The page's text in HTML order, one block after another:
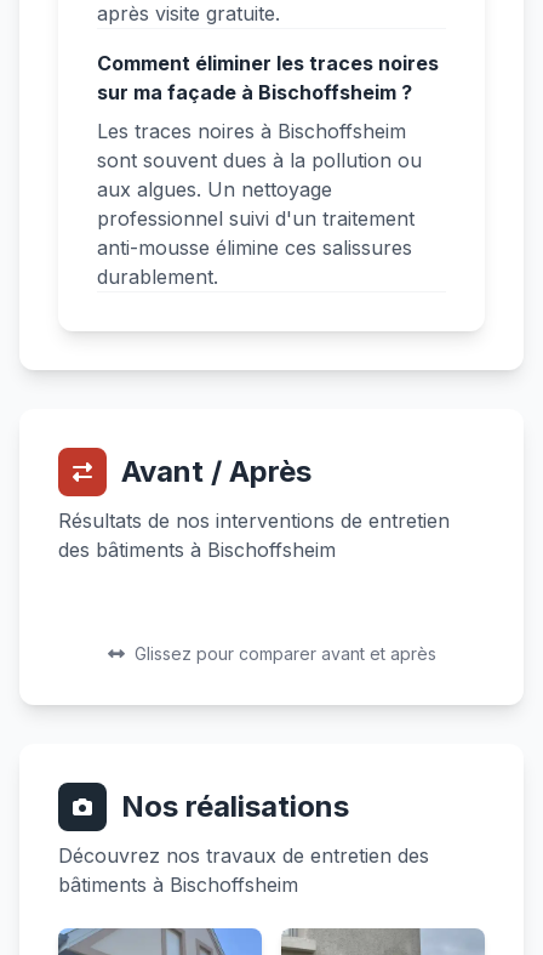
après visite gratuite.
Comment éliminer les traces noires
sur ma façade à Bischoffsheim ?
Les traces noires à Bischoffsheim
sont souvent dues à la pollution ou
aux algues. Un nettoyage
professionnel suivi d'un traitement
anti-mousse élimine ces salissures
durablement.
Avant / Après
Résultats de nos interventions de entretien
des bâtiments à Bischoffsheim
Avant
Après
Glissez pour comparer avant et après
Nos réalisations
Découvrez nos travaux de entretien des
bâtiments à Bischoffsheim